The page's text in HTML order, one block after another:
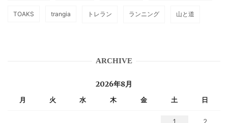
TOAKS trangia トレラン ランニング 山と道
ARCHIVE
2026年8月
月 火 水 木 金 土 日
1
2